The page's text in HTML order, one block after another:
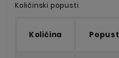
Količinski popusti
Količina Popust